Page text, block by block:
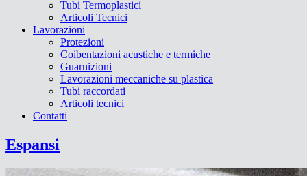
Tubi Termoplastici
Articoli Tecnici
Lavorazioni
Protezioni
Coibentazioni acustiche e termiche
Guarnizioni
Lavorazioni meccaniche su plastica
Tubi raccordati
Articoli tecnici
Contatti
Espansi